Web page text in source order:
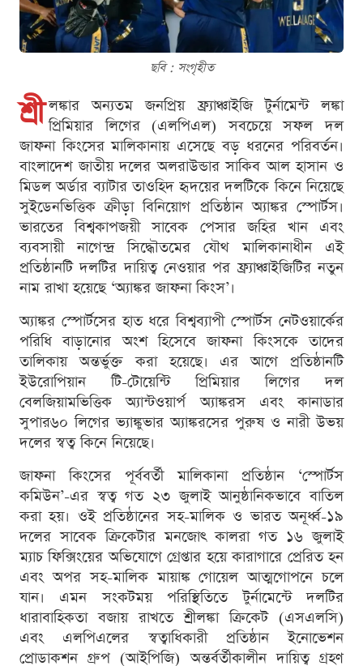
ছবি : সংগৃহীত
শ্রী লঙ্কার অন্যতম জনপ্রিয় ফ্র্যাঞ্চাইজি টুর্নামেন্ট লঙ্কা
প্রিমিয়ার লিগের (এলপিএল) সবচেয়ে সফল দল
জাফনা কিংসের মালিকানায় এসেছে বড় ধরনের পরিবর্তন।
বাংলাদেশ জাতীয় দলের অলরাউন্ডার সাকিব আল হাসান ও
মিডল অর্ডার ব্যাটার তাওহিদ হৃদয়ের দলটিকে কিনে নিয়েছে
সুইডেনভিত্তিক ক্রীড়া বিনিয়োগ প্রতিষ্ঠান অ্যাঙ্কর স্পোর্টস।
ভারতের বিশ্বকাপজয়ী সাবেক পেসার জহির খান এবং
ব্যবসায়ী নাগেন্দ্র সিদ্ধৌতমের যৌথ মালিকানাধীন এই
প্রতিষ্ঠানটি দলটির দায়িত্ব নেওয়ার পর ফ্র্যাঞ্চাইজিটির নতুন
নাম রাখা হয়েছে ‘অ্যাঙ্কর জাফনা কিংস’।
অ্যাঙ্কর স্পোর্টসের হাত ধরে বিশ্বব্যাপী স্পোর্টস নেটওয়ার্কের
পরিধি বাড়ানোর অংশ হিসেবে জাফনা কিংসকে তাদের
তালিকায় অন্তর্ভুক্ত করা হয়েছে। এর আগে প্রতিষ্ঠানটি
ইউরোপিয়ান টি-টোয়েন্টি প্রিমিয়ার লিগের দল
বেলজিয়ামভিত্তিক অ্যান্টওয়ার্প অ্যাঙ্করস এবং কানাডার
সুপার৬০ লিগের ভ্যাঙ্কুভার অ্যাঙ্করসের পুরুষ ও নারী উভয়
দলের স্বত্ব কিনে নিয়েছে।
জাফনা কিংসের পূর্ববর্তী মালিকানা প্রতিষ্ঠান ‘স্পোর্টস
কমিউন’-এর স্বত্ব গত ২৩ জুলাই আনুষ্ঠানিকভাবে বাতিল
করা হয়। ওই প্রতিষ্ঠানের সহ-মালিক ও ভারত অনূর্ধ্ব-১৯
দলের সাবেক ক্রিকেটার মনজোৎ কালরা গত ১৬ জুলাই
ম্যাচ ফিক্সিংয়ের অভিযোগে গ্রেপ্তার হয়ে কারাগারে প্রেরিত হন
এবং অপর সহ-মালিক মায়াঙ্ক গোয়েল আত্মগোপনে চলে
যান। এমন সংকটময় পরিস্থিতিতে টুর্নামেন্টে দলটির
ধারাবাহিকতা বজায় রাখতে শ্রীলঙ্কা ক্রিকেট (এসএলসি)
এবং এলপিএলের স্বত্বাধিকারী প্রতিষ্ঠান ইনোভেশন
প্রোডাকশন গ্রুপ (আইপিজি) অন্তর্বর্তীকালীন দায়িত্ব গ্রহণ